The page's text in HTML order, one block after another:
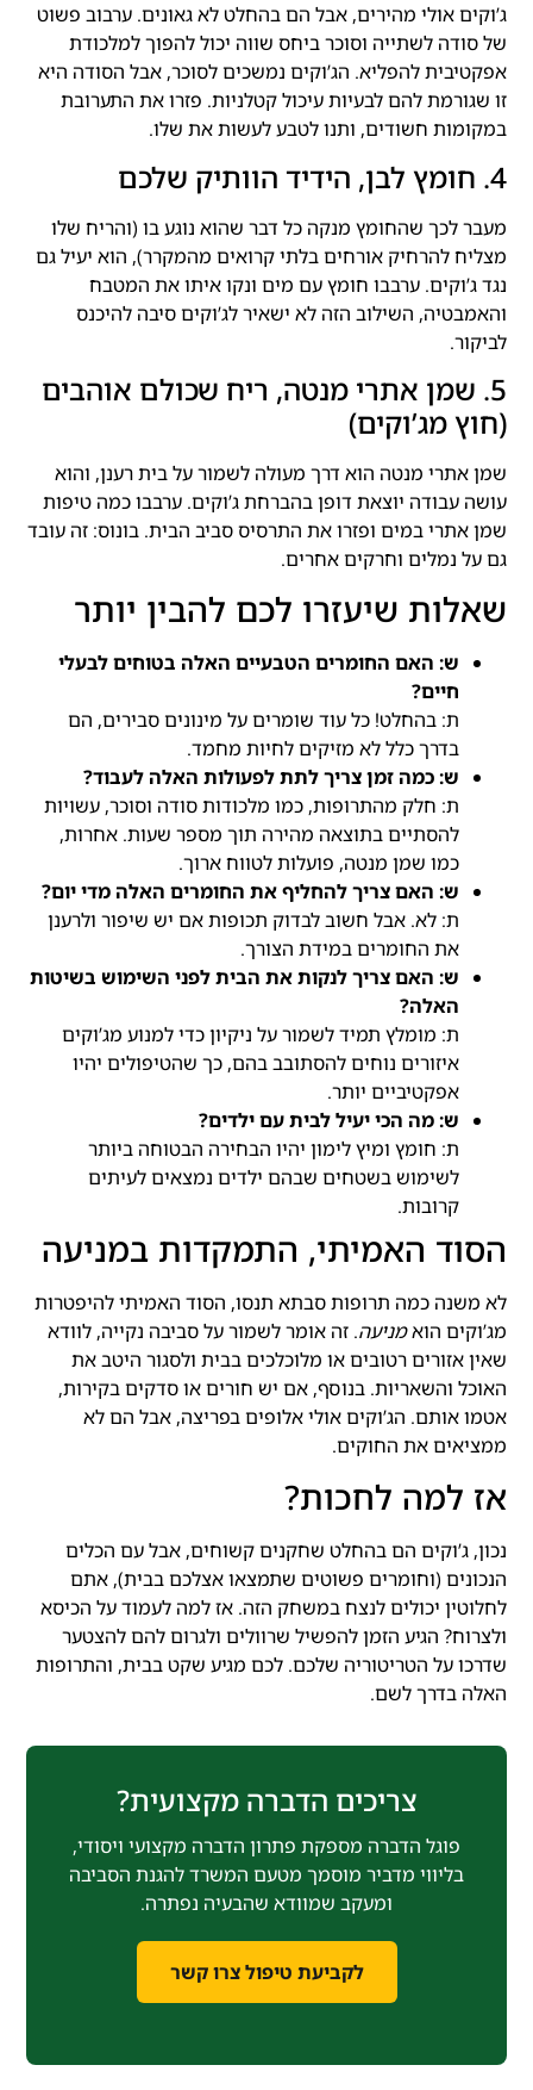
ג’וקים אולי מהירים, אבל הם בהחלט לא גאונים. ערבוב פשוט
של סודה לשתייה וסוכר ביחס שווה יכול להפוך למלכודת
אפקטיבית להפליא. הג’וקים נמשכים לסוכר, אבל הסודה היא
זו שגורמת להם לבעיות עיכול קטלניות. פזרו את התערובת
במקומות חשודים, ותנו לטבע לעשות את שלו.
4. חומץ לבן, הידיד הוותיק שלכם
מעבר לכך שהחומץ מנקה כל דבר שהוא נוגע בו (והריח שלו
מצליח להרחיק אורחים בלתי קרואים מהמקרר), הוא יעיל גם
נגד ג’וקים. ערבבו חומץ עם מים ונקו איתו את המטבח
והאמבטיה, השילוב הזה לא ישאיר לג’וקים סיבה להיכנס
לביקור.
5. שמן אתרי מנטה, ריח שכולם אוהבים
(חוץ מג’וקים)
שמן אתרי מנטה הוא דרך מעולה לשמור על בית רענן, והוא
עושה עבודה יוצאת דופן בהברחת ג’וקים. ערבבו כמה טיפות
שמן אתרי במים ופזרו את התרסיס סביב הבית. בונוס: זה עובד
גם על נמלים וחרקים אחרים.
שאלות שיעזרו לכם להבין יותר
ש: האם החומרים הטבעיים האלה בטוחים לבעלי
חיים?
ת: בהחלט! כל עוד שומרים על מינונים סבירים, הם
בדרך כלל לא מזיקים לחיות מחמד.
ש: כמה זמן צריך לתת לפעולות האלה לעבוד?
ת: חלק מהתרופות, כמו מלכודות סודה וסוכר, עשויות
להסתיים בתוצאה מהירה תוך מספר שעות. אחרות,
כמו שמן מנטה, פועלות לטווח ארוך.
ש: האם צריך להחליף את החומרים האלה מדי יום?
ת: לא. אבל חשוב לבדוק תכופות אם יש שיפור ולרענן
את החומרים במידת הצורך.
ש: האם צריך לנקות את הבית לפני השימוש בשיטות
האלה?
ת: מומלץ תמיד לשמור על ניקיון כדי למנוע מג’וקים
איזורים נוחים להסתובב בהם, כך שהטיפולים יהיו
אפקטיביים יותר.
ש: מה הכי יעיל לבית עם ילדים?
ת: חומץ ומיץ לימון יהיו הבחירה הבטוחה ביותר
לשימוש בשטחים שבהם ילדים נמצאים לעיתים
קרובות.
הסוד האמיתי, התמקדות במניעה
לא משנה כמה תרופות סבתא תנסו, הסוד האמיתי להיפטרות
מג’וקים הואמניעה. זה אומר לשמור על סביבה נקייה, לוודא
שאין אזורים רטובים או מלוכלכים בבית ולסגור היטב את
האוכל והשאריות. בנוסף, אם יש חורים או סדקים בקירות,
אטמו אותם. הג’וקים אולי אלופים בפריצה, אבל הם לא
ממציאים את החוקים.
אז למה לחכות?
נכון, ג’וקים הם בהחלט שחקנים קשוחים, אבל עם הכלים
הנכונים (וחומרים פשוטים שתמצאו אצלכם בבית), אתם
לחלוטין יכולים לנצח במשחק הזה. אז למה לעמוד על הכיסא
ולצרוח? הגיע הזמן להפשיל שרוולים ולגרום להם להצטער
שדרכו על הטריטוריה שלכם. לכם מגיע שקט בבית, והתרופות
האלה בדרך לשם.
צריכים הדברה מקצועית?
פוגל הדברה מספקת פתרון הדברה מקצועי ויסודי,
בליווי מדביר מוסמך מטעם המשרד להגנת הסביבה
ומעקב שמוודא שהבעיה נפתרה.
לקביעת טיפול צרו קשר